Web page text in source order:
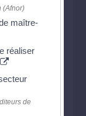
(Afnor)
maître-
réaliser
de